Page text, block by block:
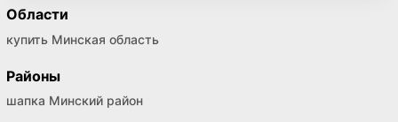
Области
купить Минская область
Районы
шапка Минский район